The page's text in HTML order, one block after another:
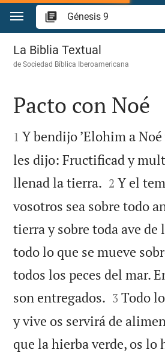
Ir a un contenido
Génesis 9
La Biblia Textual
deSociedad Bíblica Iberoamericana

Pacto con Noé

1 Y bendijo ’Elohim a
les dijo: Fructificad y
llenad la tierra. 

2 Y el
vosotros sea sobre todo
tierra y sobre toda ave de
todo lo que se mueve
todos los peces del mar.
son entregados. 

3 Todo
y vive os servirá de
que la hierba verde, os lo